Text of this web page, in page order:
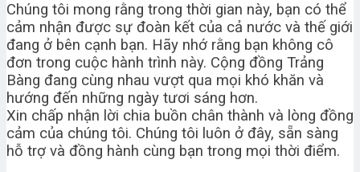
Chúng tôi mong rằng trong thời gian này, bạn có thể
cảm nhận được sự đoàn kết của cả nước và thế giới
đang ở bên cạnh bạn. Hãy nhớ rằng bạn không cô
đơn trong cuộc hành trình này. Cộng đồng Trảng
Bàng đang cùng nhau vượt qua mọi khó khăn và
hướng đến những ngày tươi sáng hơn.
Xin chấp nhận lời chia buồn chân thành và lòng đồng
cảm của chúng tôi. Chúng tôi luôn ở đây, sẵn sàng
hỗ trợ và đồng hành cùng bạn trong mọi thời điểm.